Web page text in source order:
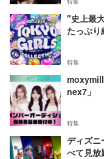
"史上最
たっぷり
特集
nex7」
特集
ディズニ
べて見放